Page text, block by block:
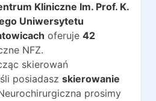
Kliniczne Im. Prof. K.
Uniwersytetu
oferuje 42
NFZ.
skierowań
posiadasz skierowanie
prosimy